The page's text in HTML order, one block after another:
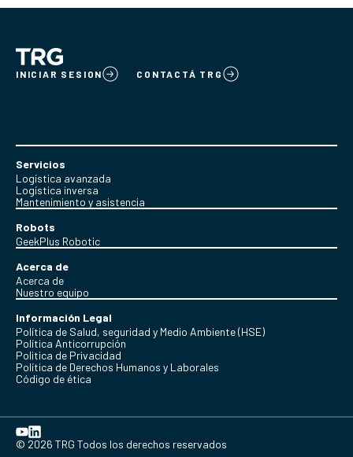
INICIAR SESION CONTACTÁ TRG
Servicios
Logística avanzada
Logística inversa
Mantenimiento y asistencia
Robots
GeekPlus Robotic
Acerca de
Acerca de
Nuestro equipo
Información Legal
Política de Salud, seguridad y Medio Ambiente (HSE)
Política Anticorrupción
Politica de Privacidad
Política de Derechos Humanos y Laborales
Código de ética
© 2026 TRG Todos los derechos reservados